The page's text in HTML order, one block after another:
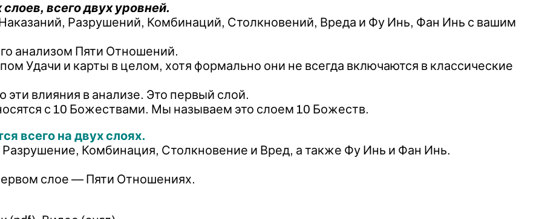
всего двух уровней.
Разрушений, Комбинаций, Столкновений, Вреда и Фу Инь, Фан Инь с вашим
анализом Пяти Отношений.
Удачи и карты в целом, хотя формально они не всегда включаются в классические
эти влияния в анализе. Это первый слой.
с 10 Божествами. Мы называем это слоем 10 Божеств.
всего на двух слоях.
Комбинация, Столкновение и Вред, а также Фу Инь и Фан Инь.
слое — Пяти Отношениях.